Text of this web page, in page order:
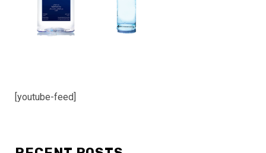
[youtube-feed]